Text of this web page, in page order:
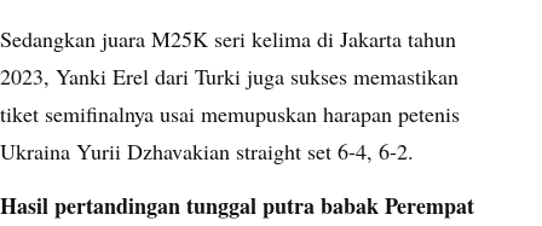
Sedangkan juara M25K seri kelima di Jakarta tahun
2023, Yanki Erel dari Turki juga sukses memastikan
tiket semifinalnya usai memupuskan harapan petenis
Ukraina Yurii Dzhavakian straight set 6-4, 6-2.
Hasil pertandingan tunggal putra babak Perempat